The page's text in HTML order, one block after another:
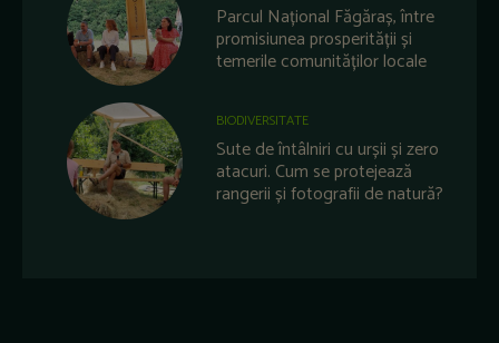
Parcul Național Făgăraș, între
promisiunea prosperității și
temerile comunităților locale
BIODIVERSITATE
Sute de întâlniri cu urșii și zero
atacuri. Cum se protejează
rangerii și fotografii de natură?